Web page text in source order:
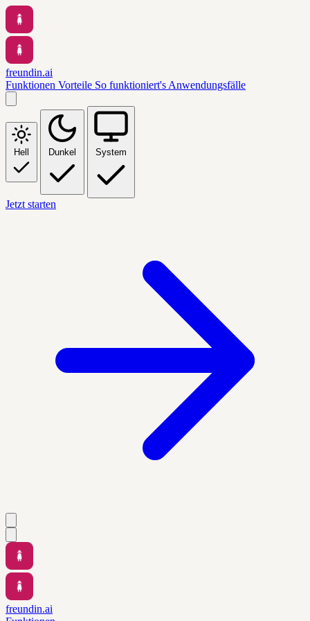
freundin.ai
Funktionen Vorteile So funktioniert's Anwendungsfälle
Hell Dunkel System
Jetzt starten
freundin.ai